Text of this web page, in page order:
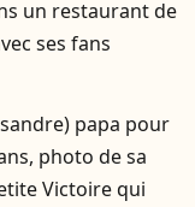
un restaurant de
ses fans
papa pour
photo de sa
Victoire qui